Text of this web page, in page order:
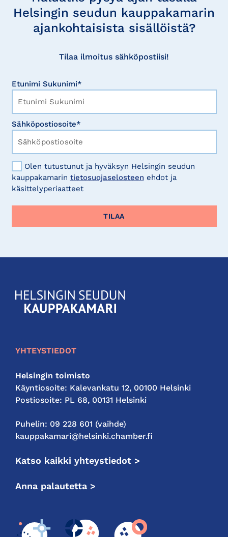
Helsingin seudun kauppakamarin
ajankohtaisista sisällöistä?
Tilaa ilmoitus sähköpostiisi!
Etunimi Sukunimi*
Sähköpostiosoite*
Olen tutustunut ja hyväksyn Helsingin seudun
kauppakamarin tietosuojaselosteen ehdot ja
käsittelyperiaatteet
KauppakamariHelsingin
seudun
YHTEYSTIEDOT
Helsingin toimisto
Käyntiosoite: Kalevankatu 12, 00100 Helsinki
Postiosoite: PL 68, 00131 Helsinki
Puhelin: 09 228 601 (vaihde)
kauppakamari@helsinki.chamber.fi
Katso kaikki yhteystiedot >
Anna palautetta >